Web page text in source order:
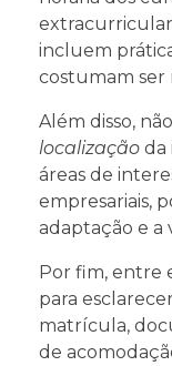
incluem
costumam ser
Além disso,
localização da
áreas de
empresariais,
adaptação e a
Por fim, entre
para
matrícula,
de